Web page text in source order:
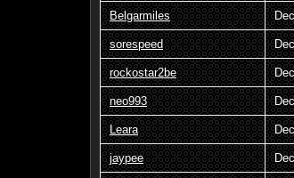
Belgarmiles
sorespeed
rockostar2be
neo993
Leara
jaypee